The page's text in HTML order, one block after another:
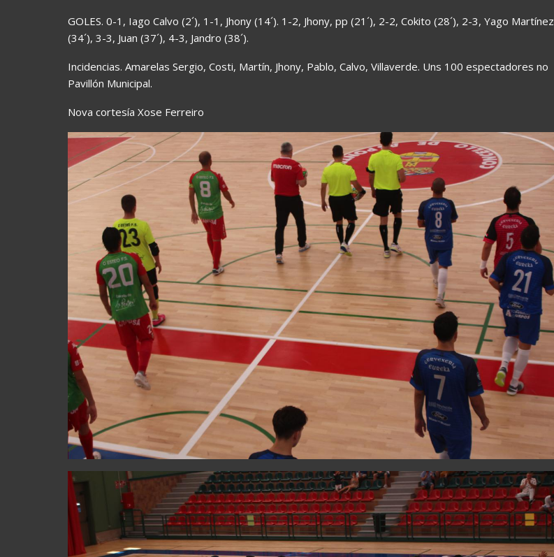
GOLES. 0-1, Iago Calvo (2´), 1-1, Jhony (14´). 1-2, Jhony, pp (21´), 2-2, Cokito (28´), 2-3, Yago Martínez
(34´), 3-3, Juan (37´), 4-3, Jandro (38´).
Incidencias. Amarelas Sergio, Costi, Martín, Jhony, Pablo, Calvo, Villaverde. Uns 100 espectadores no
Pavillón Municipal.
Nova cortesía Xose Ferreiro